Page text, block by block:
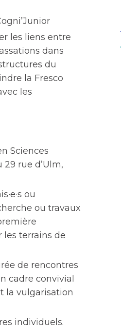
les liens entre
dans
du
la Fresco
les
Sciences
rue d’Ulm,
ou
ou travaux
terrains de
de rencontres
cadre convivial
la vulgarisation
individuels.